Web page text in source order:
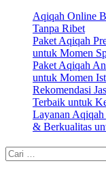
Aqiqah Online
Tanpa Ribet
Paket Aqiqah
untuk Momen
Paket Aqiqah
untuk Momen
Rekomendasi
Terbaik untuk
Layanan Aqiqah
& Berkualitas
Cari
untuk: